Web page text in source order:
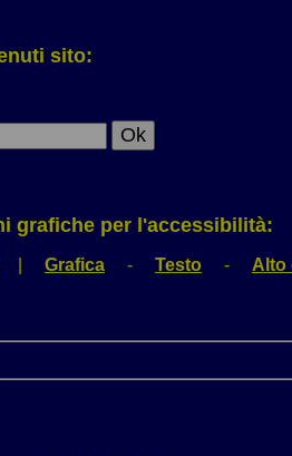
sito:
grafiche per l'accessibilità:
Grafica - Testo - Alto